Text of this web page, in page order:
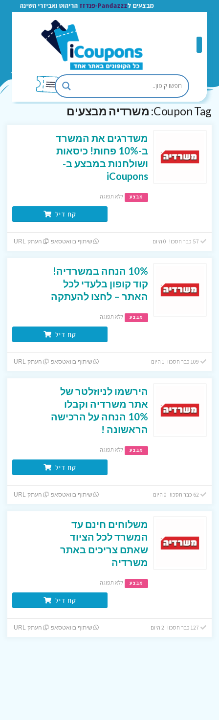
מבצעים ל Pandazzz-פנדזז הריהוט ואביזרי השינה
Coupon Tag: משרדיה מבצעים
משדרגים את המשרד
ב-10% פחות! כיסאות
ושולחנות במבצע ב-
iCoupons
מבצע ללא תפוגה
קח דיל
שיתוף בוואטסאפ העתק URL
10% הנחה במשרדיה!
קוד קופון בלעדי לכל
האתר – לחצו להעתקה
מבצע ללא תפוגה
קח דיל
שיתוף בוואטסאפ העתק URL
הירשמו לניוזלטר של
אתר משרדיה וקבלו
10% הנחה על הרכישה
הראשונה !
מבצע ללא תפוגה
קח דיל
62 כבר חסכו! 0 היום שיתוף בוואטסאפ העתק URL
משלוחים חינם עד
המשרד לכל הציוד
שאתם צריכים באתר
משרדיה
מבצע ללא תפוגה
קח דיל
שיתוף בוואטסאפ העתק URL